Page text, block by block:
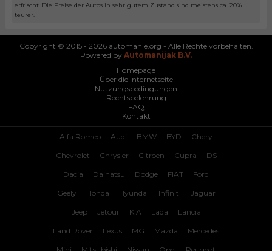
erfrischt. Die Preise der Autos in sehr gutem Zustand sind meistens ca. 20%
teurer.
Copyright © 2015 - 2026 automanie.org - Alle Rechte vorbehalten.
Powered by Automanijak B.V.
Homepage
Über die Internetseite
Nutzungsbedingungen
Rechtsbelehrung
FAQ
Kontakt
Alfa Romeo Audi BMW BYD Chery
Chevrolet Chrysler Citroen Cupra DS
Dacia Daihatsu Dodge FIAT Ford
Geely Honda Hyundai Infiniti Jaguar
Jeep Jetour KIA Lada Lancia
Land Rover Lexus MG Mazda Mercedes